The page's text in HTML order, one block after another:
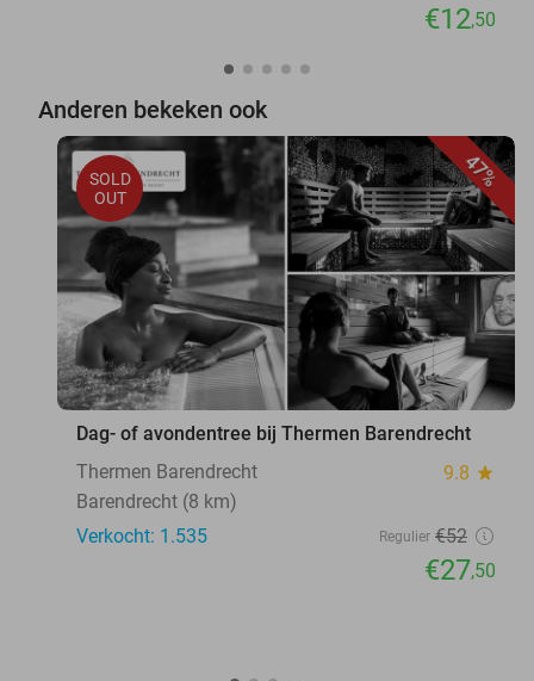
€12,50
Anderen bekeken ook
47%
SOLD
OUT
Dag- of avondentree bij Thermen Barendrecht
Thermen Barendrecht
9.8 star
Barendrecht (8 km)
Verkocht: 1.535
Regulier €52
€27,50